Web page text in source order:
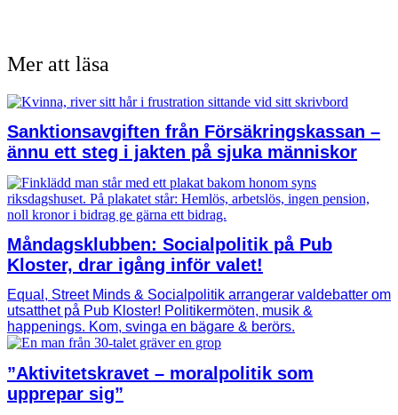
Mer att läsa
Sanktionsavgiften från Försäkringskassan –
ännu ett steg i jakten på sjuka människor
Måndagsklubben: Socialpolitik på Pub
Kloster, drar igång inför valet!
Equal, Street Minds & Socialpolitik arrangerar valdebatter om
utsatthet på Pub Kloster! Politikermöten, musik &
happenings. Kom, svinga en bägare & berörs.
”Aktivitetskravet – moralpolitik som
upprepar sig”